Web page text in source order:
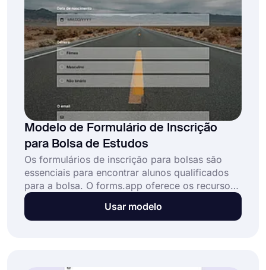
Modelo de Formulário de Inscrição
para Bolsa de Estudos
Os formulários de inscrição para bolsas são
essenciais para encontrar alunos qualificados
para a bolsa. O forms.app oferece os recursos
perfeitos e o modelo de formulário de inscrição
para bolsa de estudos para criar um formulário
Usar modelo